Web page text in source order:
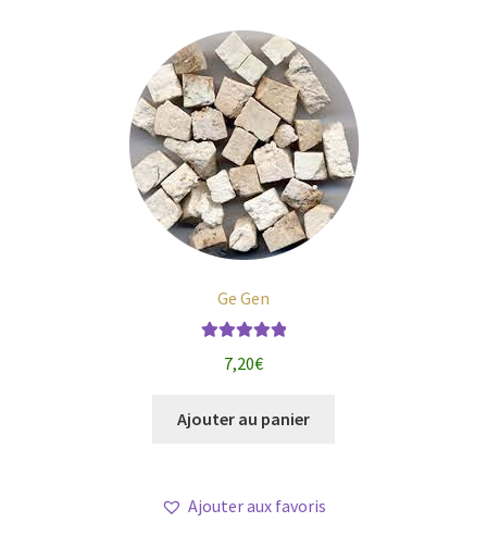
Ge Gen
7,20€
Ajouter au panier
Ajouter aux favoris